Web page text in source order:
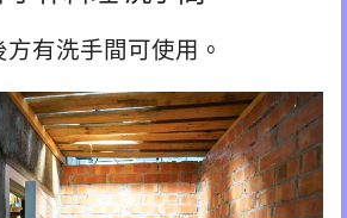
方有洗手間可使用。